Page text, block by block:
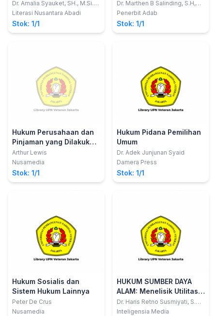
Investasi Ilegal Binomo
Dr. Amalia Syauket, SH., M.Si.
Dkk
Literasi Nusantara Abadi
Stok: 1/1
Pertambangan Sumber
Daya Alam Mineral dan
Batubara
Dr. Marthen B Salinding, S.H,
M.H.
Penerbit Adab
Stok: 1/1
Hukum Perusahaan dan
Pinjaman yang Dilakukan
Oleh Perusahaan
Arthur Lewis
Nusamedia
Stok: 1/1
Hukum Pidana Pemilihan
Umum
Dr. Adek Junjunan Syaid
Damera Press
Stok: 1/1
Hukum Sosialis dan
Sistem Hukum Lainnya
Peter De Crus
Nusamedia
HUKUM SUMBER DAYA
ALAM: Menelisik Utilitas
Tambang Batu Bara di
Kawasan Hutan
Dr. Haris Retno Susmiyati, S.H.,
M.H.
Inteligensia Media